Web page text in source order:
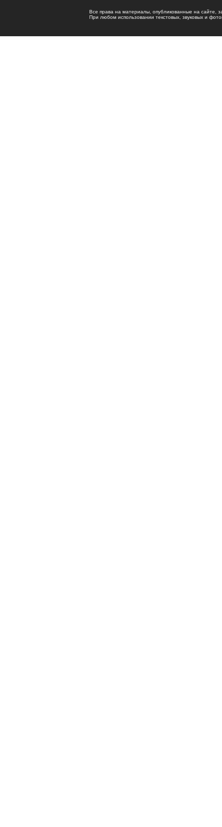
Все права на материалы, опубликованные на сайте,
При любом использовании текстовых, звуковых и